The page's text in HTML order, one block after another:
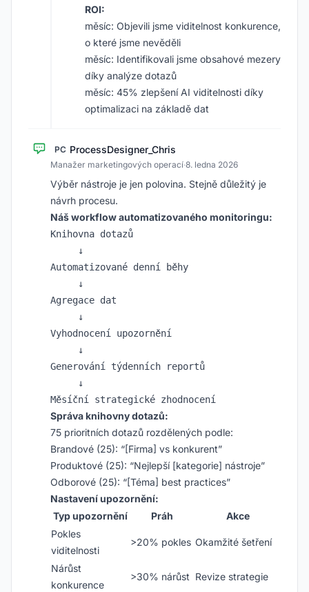
ROI:
měsíc: Objevili jsme viditelnost konkurence,
o které jsme nevěděli
měsíc: Identifikovali jsme obsahové mezery
díky analýze dotazů
měsíc: 45% zlepšení AI viditelnosti díky
optimalizaci na základě dat
PC ProcessDesigner_Chris
Manažer marketingových operací·8. ledna 2026
Výběr nástroje je jen polovina. Stejně důležitý je
návrh procesu.
Náš workflow automatizovaného monitoringu:
Knihovna dotazů
     ↓
Automatizované denní běhy
     ↓
Agregace dat
     ↓
Vyhodnocení upozornění
     ↓
Generování týdenních reportů
     ↓
Správa knihovny dotazů:
75 prioritních dotazů rozdělených podle:
Brandové (25): “[Firma] vs konkurent”
Produktové (25): “Nejlepší [kategorie] nástroje”
Odborové (25): “[Téma] best practices”
Nastavení upozornění:
Typ upozornění
Práh
Akce
Pokles
viditelnosti
>20% pokles Okamžité šetření
Nárůst
konkurence
>30% nárůst Revize strategie